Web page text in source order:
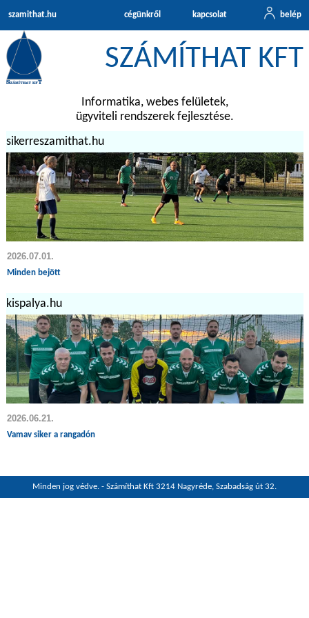
szamithat.hu cégünkről kapcsolat belép
SZÁMÍTHAT KFT
Informatika, webes felületek,
ügyviteli rendszerek fejlesztése.
sikerreszamithat.hu
2026.07.01.
Minden bejött
kispalya.hu
2026.06.21.
Vamav siker a rangadón
Minden jog védve. - Számíthat Kft 3214 Nagyréde, Szabadság út 32.